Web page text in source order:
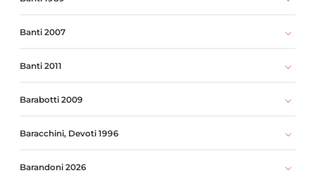
Banti 2007
Banti 2011
Barabotti 2009
Baracchini, Devoti 1996
Barandoni 2026